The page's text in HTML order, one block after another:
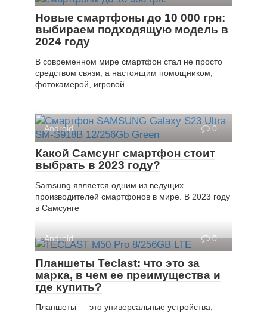
Новые смартфоны до 10 000 грн:
выбираем подходящую модель в
2024 году
В современном мире смартфон стал не просто
средством связи, а настоящим помощником,
фотокамерой, игровой
Android 0
Какой Самсунг смартфон стоит
выбрать в 2023 году?
Samsung является одним из ведущих
производителей смартфонов в мире. В 2023 году
в Самсунге
Android 0
Планшеты Teclast: что это за
марка, в чем ее преимущества и
где купить?
Планшеты — это универсальные устройства,